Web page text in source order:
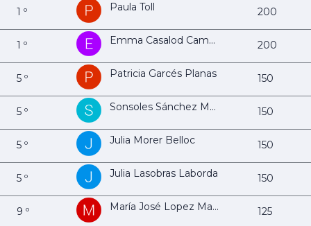
1 º Paula Toll 200
1 º Emma Casalod Campos 200
5 º Patricia Garcés Planas 150
5 º Sonsoles Sánchez Mendivil 150
5 º Julia Morer Belloc 150
5 º Julia Lasobras Laborda 150
9 º María José Lopez Martin 125